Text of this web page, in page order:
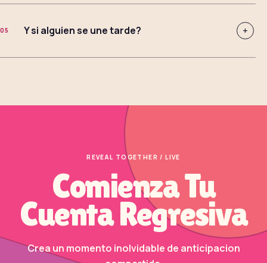
05 Y si alguien se une tarde? +
REVEAL TOGETHER / LIVE
Comienza Tu
Cuenta Regresiva
Crea un momento inolvidable de anticipacion